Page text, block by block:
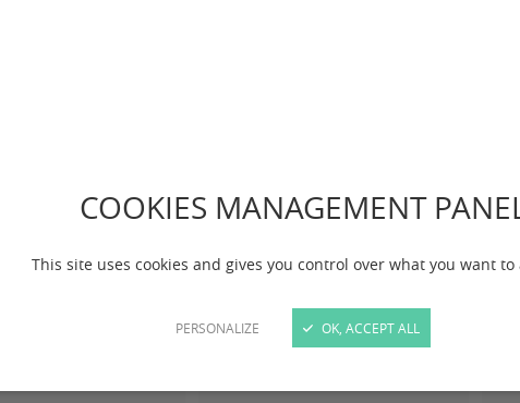
COOKIES MANAGEMENT
This site uses cookies and gives you control over what you want to
PERSONALIZE OK, ACCEPT ALL